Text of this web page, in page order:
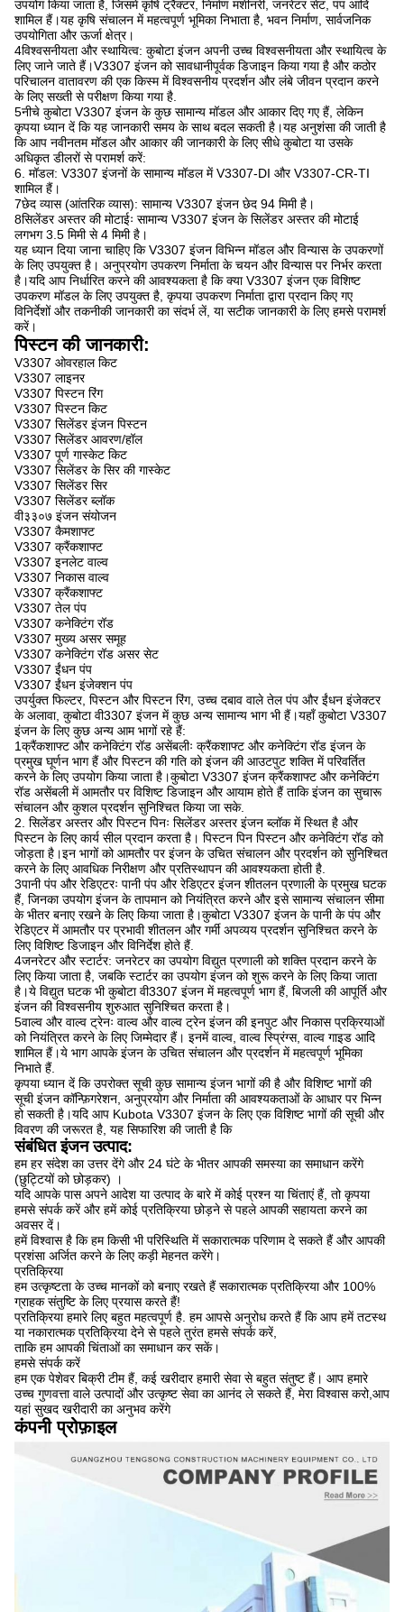
उपयोग किया जाता है, जिसमें कृषि ट्रैक्टर, निर्माण मशीनरी, जनरेटर सेट, पंप आदि
शामिल हैं।यह कृषि संचालन में महत्वपूर्ण भूमिका निभाता है, भवन निर्माण, सार्वजनिक
उपयोगिता और ऊर्जा क्षेत्र।
4विश्वसनीयता और स्थायित्व: कुबोटा इंजन अपनी उच्च विश्वसनीयता और स्थायित्व के
लिए जाने जाते हैं।V3307 इंजन को सावधानीपूर्वक डिजाइन किया गया है और कठोर
परिचालन वातावरण की एक किस्म में विश्वसनीय प्रदर्शन और लंबे जीवन प्रदान करने
के लिए सख्ती से परीक्षण किया गया है.
5नीचे कुबोटा V3307 इंजन के कुछ सामान्य मॉडल और आकार दिए गए हैं, लेकिन
कृपया ध्यान दें कि यह जानकारी समय के साथ बदल सकती है।यह अनुशंसा की जाती है
कि आप नवीनतम मॉडल और आकार की जानकारी के लिए सीधे कुबोटा या उसके
अधिकृत डीलरों से परामर्श करें:
6. मॉडल: V3307 इंजनों के सामान्य मॉडल में V3307-DI और V3307-CR-TI
शामिल हैं।
7छेद व्यास (आंतरिक व्यास): सामान्य V3307 इंजन छेद 94 मिमी है।
8सिलेंडर अस्तर की मोटाईः सामान्य V3307 इंजन के सिलेंडर अस्तर की मोटाई
लगभग 3.5 मिमी से 4 मिमी है।
यह ध्यान दिया जाना चाहिए कि V3307 इंजन विभिन्न मॉडल और विन्यास के उपकरणों
के लिए उपयुक्त है। अनुप्रयोग उपकरण निर्माता के चयन और विन्यास पर निर्भर करता
है।यदि आप निर्धारित करने की आवश्यकता है कि क्या V3307 इंजन एक विशिष्ट
उपकरण मॉडल के लिए उपयुक्त है, कृपया उपकरण निर्माता द्वारा प्रदान किए गए
विनिर्देशों और तकनीकी जानकारी का संदर्भ लें, या सटीक जानकारी के लिए हमसे परामर्श
करें।
पिस्टन की जानकारी:
V3307 ओवरहाल किट
V3307 लाइनर
V3307 पिस्टन रिंग
V3307 पिस्टन किट
V3307 सिलेंडर इंजन पिस्टन
V3307 सिलेंडर आवरण/हॉल
V3307 पूर्ण गास्केट किट
V3307 सिलेंडर के सिर की गास्केट
V3307 सिलेंडर सिर
V3307 सिलेंडर ब्लॉक
वी३३०७ इंजन संयोजन
V3307 कैमशाफ्ट
V3307 क्रैंकशाफ्ट
V3307 इनलेट वाल्व
V3307 निकास वाल्व
V3307 क्रैंकशाफ्ट
V3307 तेल पंप
V3307 कनेक्टिंग रॉड
V3307 मुख्य असर समूह
V3307 कनेक्टिंग रॉड असर सेट
V3307 ईंधन पंप
V3307 ईंधन इंजेक्शन पंप
उपर्युक्त फिल्टर, पिस्टन और पिस्टन रिंग, उच्च दबाव वाले तेल पंप और ईंधन इंजेक्टर
के अलावा, कुबोटा वी3307 इंजन में कुछ अन्य सामान्य भाग भी हैं।यहाँ कुबोटा V3307
इंजन के लिए कुछ अन्य आम भागों रहे हैं:
1क्रैंकशाफ्ट और कनेक्टिंग रॉड असेंबलीः क्रैंकशाफ्ट और कनेक्टिंग रॉड इंजन के
प्रमुख घूर्णन भाग हैं और पिस्टन की गति को इंजन की आउटपुट शक्ति में परिवर्तित
करने के लिए उपयोग किया जाता है।कुबोटा V3307 इंजन क्रैंकशाफ्ट और कनेक्टिंग
रॉड असेंबली में आमतौर पर विशिष्ट डिजाइन और आयाम होते हैं ताकि इंजन का सुचारू
संचालन और कुशल प्रदर्शन सुनिश्चित किया जा सके.
2. सिलेंडर अस्तर और पिस्टन पिनः सिलेंडर अस्तर इंजन ब्लॉक में स्थित है और
पिस्टन के लिए कार्य सील प्रदान करता है। पिस्टन पिन पिस्टन और कनेक्टिंग रॉड को
जोड़ता है।इन भागों को आमतौर पर इंजन के उचित संचालन और प्रदर्शन को सुनिश्चित
करने के लिए आवधिक निरीक्षण और प्रतिस्थापन की आवश्यकता होती है.
3पानी पंप और रेडिएटरः पानी पंप और रेडिएटर इंजन शीतलन प्रणाली के प्रमुख घटक
हैं, जिनका उपयोग इंजन के तापमान को नियंत्रित करने और इसे सामान्य संचालन सीमा
के भीतर बनाए रखने के लिए किया जाता है।कुबोटा V3307 इंजन के पानी के पंप और
रेडिएटर में आमतौर पर प्रभावी शीतलन और गर्मी अपव्यय प्रदर्शन सुनिश्चित करने के
लिए विशिष्ट डिजाइन और विनिर्देश होते हैं.
4जनरेटर और स्टार्टर: जनरेटर का उपयोग विद्युत प्रणाली को शक्ति प्रदान करने के
लिए किया जाता है, जबकि स्टार्टर का उपयोग इंजन को शुरू करने के लिए किया जाता
है।ये विद्युत घटक भी कुबोटा वी3307 इंजन में महत्वपूर्ण भाग हैं, बिजली की आपूर्ति और
इंजन की विश्वसनीय शुरुआत सुनिश्चित करता है।
5वाल्व और वाल्व ट्रेनः वाल्व और वाल्व ट्रेन इंजन की इनपुट और निकास प्रक्रियाओं
को नियंत्रित करने के लिए जिम्मेदार हैं। इनमें वाल्व, वाल्व स्प्रिंग्स, वाल्व गाइड आदि
शामिल हैं।ये भाग आपके इंजन के उचित संचालन और प्रदर्शन में महत्वपूर्ण भूमिका
निभाते हैं.
कृपया ध्यान दें कि उपरोक्त सूची कुछ सामान्य इंजन भागों की है और विशिष्ट भागों की
सूची इंजन कॉन्फ़िगरेशन, अनुप्रयोग और निर्माता की आवश्यकताओं के आधार पर भिन्न
हो सकती है।यदि आप Kubota V3307 इंजन के लिए एक विशिष्ट भागों की सूची और
विवरण की जरूरत है, यह सिफारिश की जाती है कि
संबंधित इंजन उत्पाद:
हम हर संदेश का उत्तर देंगे और 24 घंटे के भीतर आपकी समस्या का समाधान करेंगे
(छुट्टियों को छोड़कर) ।
यदि आपके पास अपने आदेश या उत्पाद के बारे में कोई प्रश्न या चिंताएं हैं, तो कृपया
हमसे संपर्क करें और हमें कोई प्रतिक्रिया छोड़ने से पहले आपकी सहायता करने का
अवसर दें।
हमें विश्वास है कि हम किसी भी परिस्थिति में सकारात्मक परिणाम दे सकते हैं और आपकी
प्रशंसा अर्जित करने के लिए कड़ी मेहनत करेंगे।
प्रतिक्रिया
हम उत्कृष्टता के उच्च मानकों को बनाए रखते हैं सकारात्मक प्रतिक्रिया और 100%
ग्राहक संतुष्टि के लिए प्रयास करते हैं!
प्रतिक्रिया हमारे लिए बहुत महत्वपूर्ण है. हम आपसे अनुरोध करते हैं कि आप हमें तटस्थ
या नकारात्मक प्रतिक्रिया देने से पहले तुरंत हमसे संपर्क करें,
ताकि हम आपकी चिंताओं का समाधान कर सकें।
हमसे संपर्क करें
हम एक पेशेवर बिक्री टीम हैं, कई खरीदार हमारी सेवा से बहुत संतुष्ट हैं। आप हमारे
उच्च गुणवत्ता वाले उत्पादों और उत्कृष्ट सेवा का आनंद ले सकते हैं, मेरा विश्वास करो,आप
यहां सुखद खरीदारी का अनुभव करेंगे
कंपनी प्रोफ़ाइल